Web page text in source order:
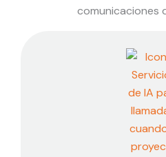
comunicaciones